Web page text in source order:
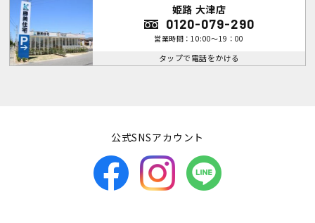
姫路 大津店
0120-079-290
営業時間：10:00～19：00
タップで電話をかける
公式SNSアカウント